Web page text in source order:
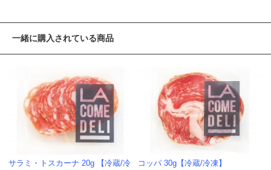
一緒に購入されている商品
サラミ・トスカーナ 20g 【冷蔵/冷
コッパ 30g【冷蔵/冷凍】